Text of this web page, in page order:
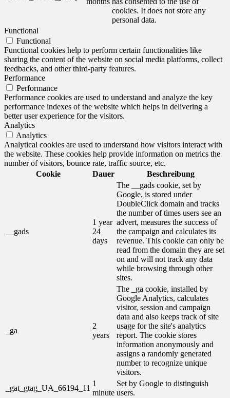
cookies. It does not store any
personal data.
Functional
Functional
Functional cookies help to perform certain functionalities like
sharing the content of the website on social media platforms, collect
feedbacks, and other third-party features.
Performance
Performance
Performance cookies are used to understand and analyze the key
performance indexes of the website which helps in delivering a
better user experience for the visitors.
Analytics
Analytics
Analytical cookies are used to understand how visitors interact with
the website. These cookies help provide information on metrics the
number of visitors, bounce rate, traffic source, etc.
Cookie
Dauer Beschreibung
__gads
1 year
24
days
The __gads cookie, set by
Google, is stored under
DoubleClick domain and tracks
the number of times users see an
advert, measures the success of
the campaign and calculates its
revenue. This cookie can only be
read from the domain they are set
on and will not track any data
while browsing through other
sites.
_ga
2
years
The _ga cookie, installed by
Google Analytics, calculates
visitor, session and campaign
data and also keeps track of site
usage for the site's analytics
report. The cookie stores
information anonymously and
assigns a randomly generated
number to recognize unique
visitors.
_gat_gtag_UA_66194_11
1
minute
Set by Google to distinguish
users.